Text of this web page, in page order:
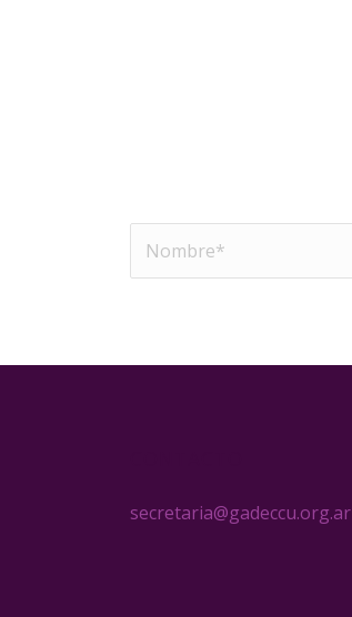
secretaria@gadeccu.org.ar